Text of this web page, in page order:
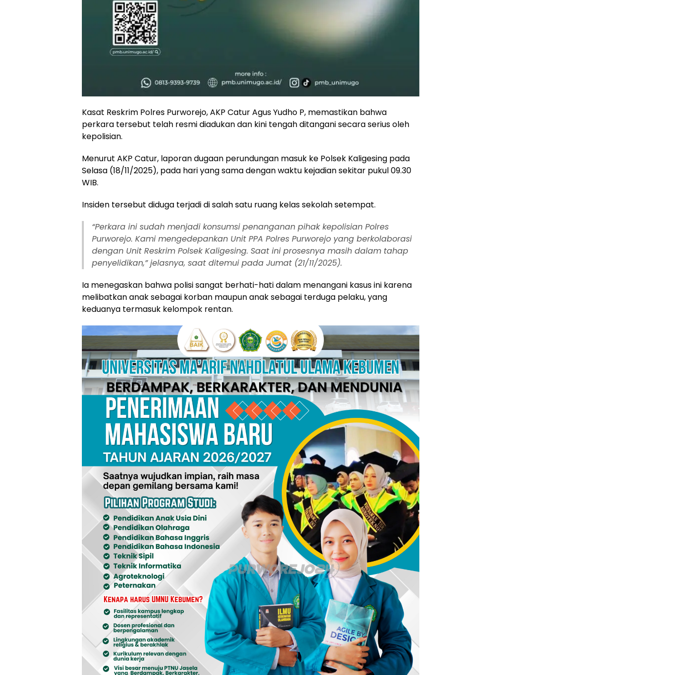
Kasat Reskrim Polres Purworejo, AKP Catur Agus Yudho P, memastikan bahwa
perkara tersebut telah resmi diadukan dan kini tengah ditangani secara serius oleh
kepolisian.
Menurut AKP Catur, laporan dugaan perundungan masuk ke Polsek Kaligesing pada
Selasa (18/11/2025), pada hari yang sama dengan waktu kejadian sekitar pukul 09.30
WIB.
Insiden tersebut diduga terjadi di salah satu ruang kelas sekolah setempat.
“Perkara ini sudah menjadi konsumsi penanganan pihak kepolisian Polres
Purworejo. Kami mengedepankan Unit PPA Polres Purworejo yang berkolaborasi
dengan Unit Reskrim Polsek Kaligesing. Saat ini prosesnya masih dalam tahap
penyelidikan,” jelasnya, saat ditemui pada Jumat (21/11/2025).
Ia menegaskan bahwa polisi sangat berhati-hati dalam menangani kasus ini karena
melibatkan anak sebagai korban maupun anak sebagai terduga pelaku, yang
keduanya termasuk kelompok rentan.